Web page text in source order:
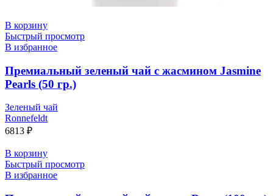
В корзину
Быстрый просмотр
В избранное
Премиальный зеленый чай с жасмином Jasmine
Pearls (50 гр.)
Зеленый чай
Ronnefeldt
6813 ₽
В корзину
Быстрый просмотр
В избранное